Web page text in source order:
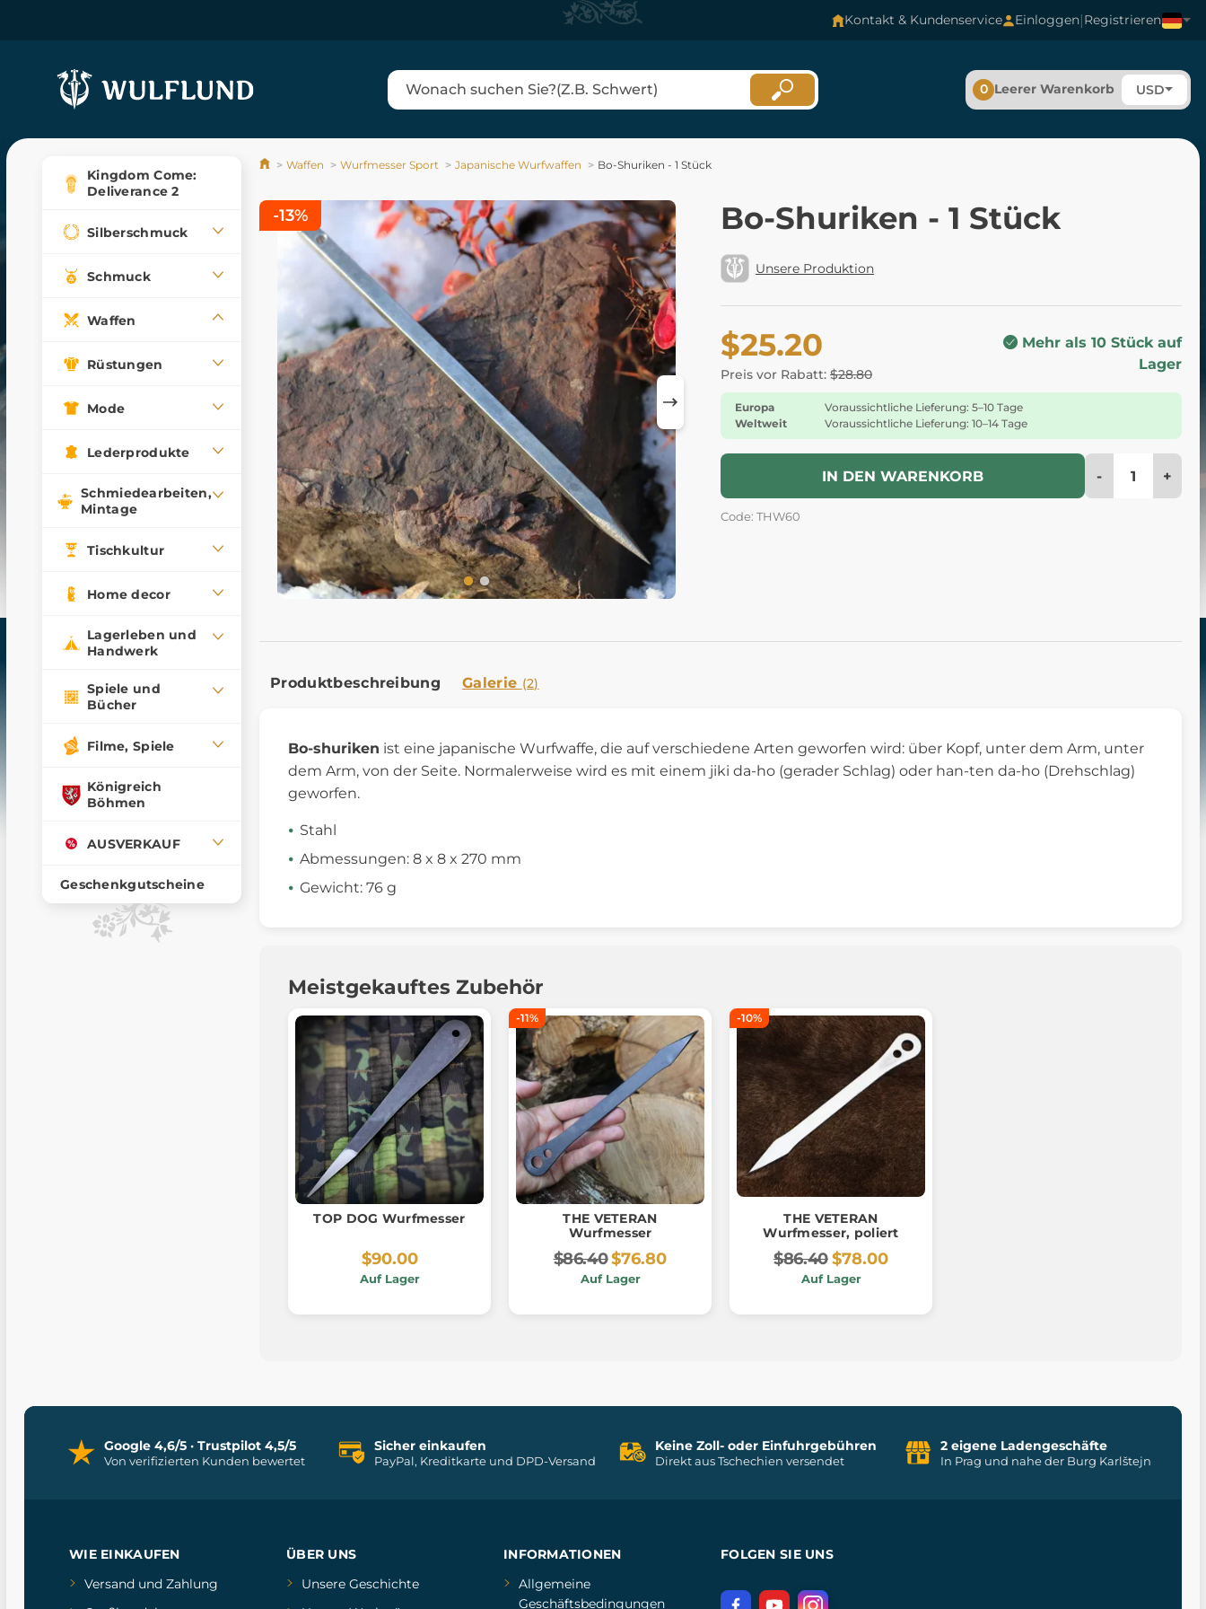
Kontakt & Kundenservice Einloggen|Registrieren
0 Leerer Warenkorb USD
Kingdom Come:
Deliverance 2
Silberschmuck
Schmuck
Waffen
Rüstungen
Mode
Lederprodukte
Schmiedearbeiten,
Mintage
Tischkultur
Home decor
Lagerleben und
Handwerk
Spiele und
Bücher
Filme, Spiele
Königreich
Böhmen
AUSVERKAUF
Geschenkgutscheine
Waffen Wurfmesser Sport Japanische Wurfwaffen Bo-Shuriken - 1 Stück
Bo-Shuriken - 1 Stück
Unsere Produktion
$25.20
Preis vor Rabatt: $28.80
Mehr als 10 Stück auf
Lager
Europa
Voraussichtliche Lieferung: 5–10 Tage
Weltweit
Voraussichtliche Lieferung: 10–14 Tage
IN DEN WARENKORB - +
Code: THW60
-13%
Produktbeschreibung Galerie (2)
Bo-shuriken ist eine japanische Wurfwaffe, die auf verschiedene Arten geworfen wird: über Kopf, unter dem Arm, unter
dem Arm, von der Seite. Normalerweise wird es mit einem jiki da-ho (gerader Schlag) oder han-ten da-ho (Drehschlag)
geworfen.
Stahl
Abmessungen: 8 x 8 x 270 mm
Gewicht: 76 g
Meistgekauftes Zubehör
TOP DOG Wurfmesser
$90.00
Auf Lager
-11%
THE VETERAN
Wurfmesser
$86.40$76.80
Auf Lager
-10%
THE VETERAN
Wurfmesser, poliert
$86.40$78.00
Auf Lager
Google 4,6/5 · Trustpilot 4,5/5
Von verifizierten Kunden bewertet
Sicher einkaufen
PayPal, Kreditkarte und DPD-Versand
Keine Zoll- oder Einfuhrgebühren
Direkt aus Tschechien versendet
2 eigene Ladengeschäfte
In Prag und nahe der Burg Karlštejn
WIE EINKAUFEN
Versand und Zahlung
ÜBER UNS
Unsere Geschichte
INFORMATIONEN
Allgemeine
Geschäftsbedingungen
FOLGEN SIE UNS